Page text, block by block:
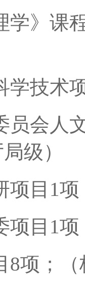
学》课
学技术
员会人
级）
项目1
项目1
8项；